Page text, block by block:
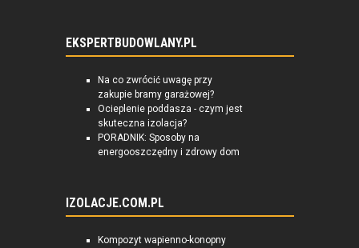
EKSPERTBUDOWLANY.PL
Na co zwrócić uwagę przy
zakupie bramy garażowej?
Ocieplenie poddasza - czym jest
skuteczna izolacja?
PORADNIK: Sposoby na
energooszczędny i zdrowy dom
IZOLACJE.COM.PL
Kompozyt wapienno-konopny